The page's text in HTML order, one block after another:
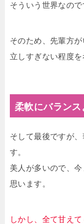
そういう世界なので
そのため、先輩方
立しすぎない程度を
柔軟にバラン
そして最後ですが
す。
美人が多いので、
思います。
しかし、全て甘え